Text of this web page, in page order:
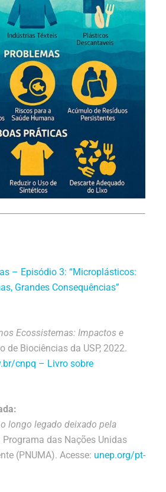
– Episódio 3: “Microplásticos:
Grandes Consequências”
Ecossistemas: Impactos e
de Biociências da USP, 2022.
cnpq – Livro sobre
longo legado deixado pela
Programa das Nações Unidas
(PNUMA). Acesse: unep.org/pt-